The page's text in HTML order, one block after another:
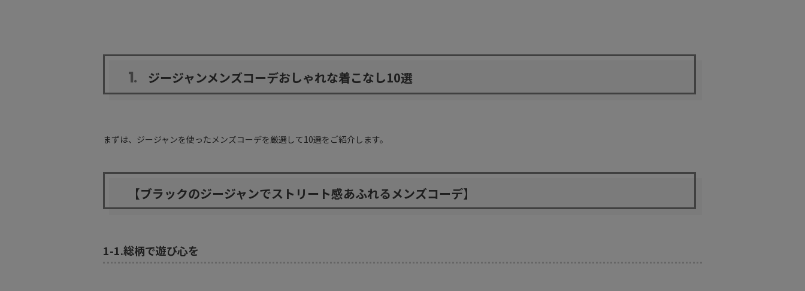
1. ジージャンメンズコーデおしゃれな着こなし10選
まずは、ジージャンを使ったメンズコーデを厳選して10選をご紹介します。
【ブラックのジージャンでストリート感あふれるメンズコーデ】
1-1.総柄で遊び心を